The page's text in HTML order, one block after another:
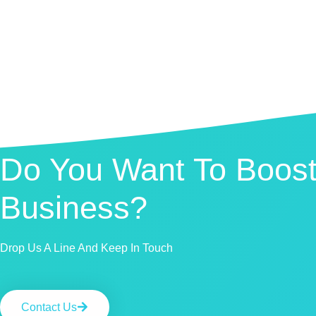
Do You Want To
Business?
Drop Us A Line And Keep In Touch
Contact Us